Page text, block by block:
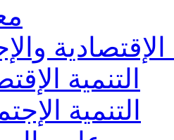
الإقتصادية
التنمية
التنمية